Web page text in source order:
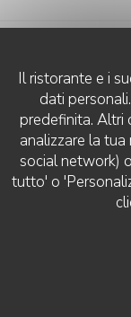
Il ristorante e i
dati
predefinita. Altri
analizzare la
social network)
tutto' o
and the personnel